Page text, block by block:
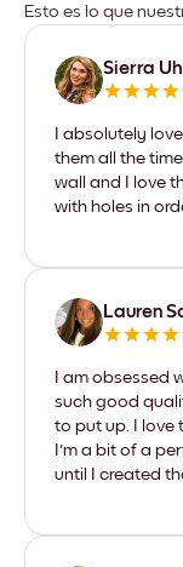
Esto es lo que
Sierra
I absolutely
them all the
wall and I love
with holes in
Lauren
I am obsessed
such good
to put up. I love
I'm a bit of a
until I created